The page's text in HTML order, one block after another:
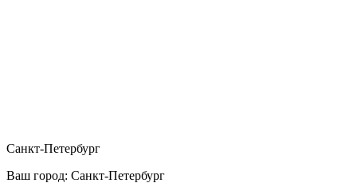
Санкт-Петербург
Ваш город: Санкт-Петербург